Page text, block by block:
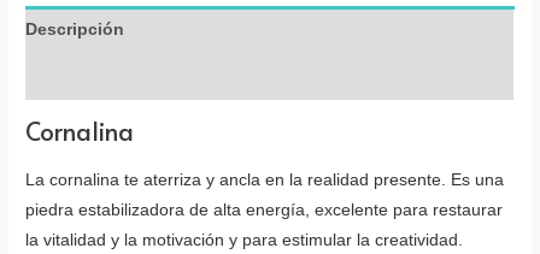
Descripción
Cornalina
La cornalina te aterriza y ancla en la realidad presente. Es una
piedra estabilizadora de alta energía, excelente para restaurar
la vitalidad y la motivación y para estimular la creatividad.